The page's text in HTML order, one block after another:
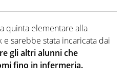
quinta elementare alla
sarebbe stata incaricata dai
gli altri alunni che
fino in infermeria.